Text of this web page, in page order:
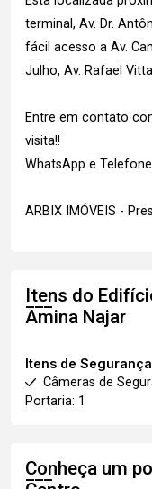
terminal, Av. Dr.
fácil acesso a Av.
Julho, Av. Rafael
Entre em contato
visita!!
WhatsApp e
ARBIX IMÓVEIS -
Itens do
Amina Najar
Itens de Segurança
Câmeras de
Portaria: 1
Conheça um